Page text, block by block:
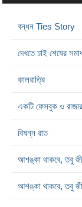
বন্ধন Ties Story
দেখতে চাই শেষের
কালরাত্রি
একটি ফেসবুক ও
বিষন্ন রাত
আশঙ্কা থাকবে, তবু
আশঙ্কা থাকবে, তবু